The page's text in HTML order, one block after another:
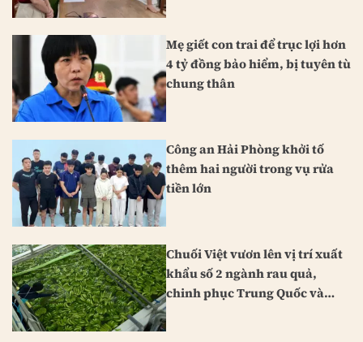
Mẹ giết con trai để trục lợi hơn
4 tỷ đồng bảo hiểm, bị tuyên tù
chung thân
Công an Hải Phòng khởi tố
thêm hai người trong vụ rửa
tiền lớn
Chuối Việt vươn lên vị trí xuất
khẩu số 2 ngành rau quả,
chinh phục Trung Quốc và